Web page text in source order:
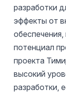
разработки
эффекты от
потенциал
проекта
высокий
разработки,